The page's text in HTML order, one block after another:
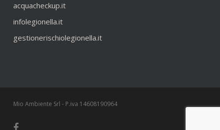
acquacheckup.it
infolegionella.it
gestionerischiolegionella.it
Mio Ambiente Srl - P.iva 14608190964
facebook